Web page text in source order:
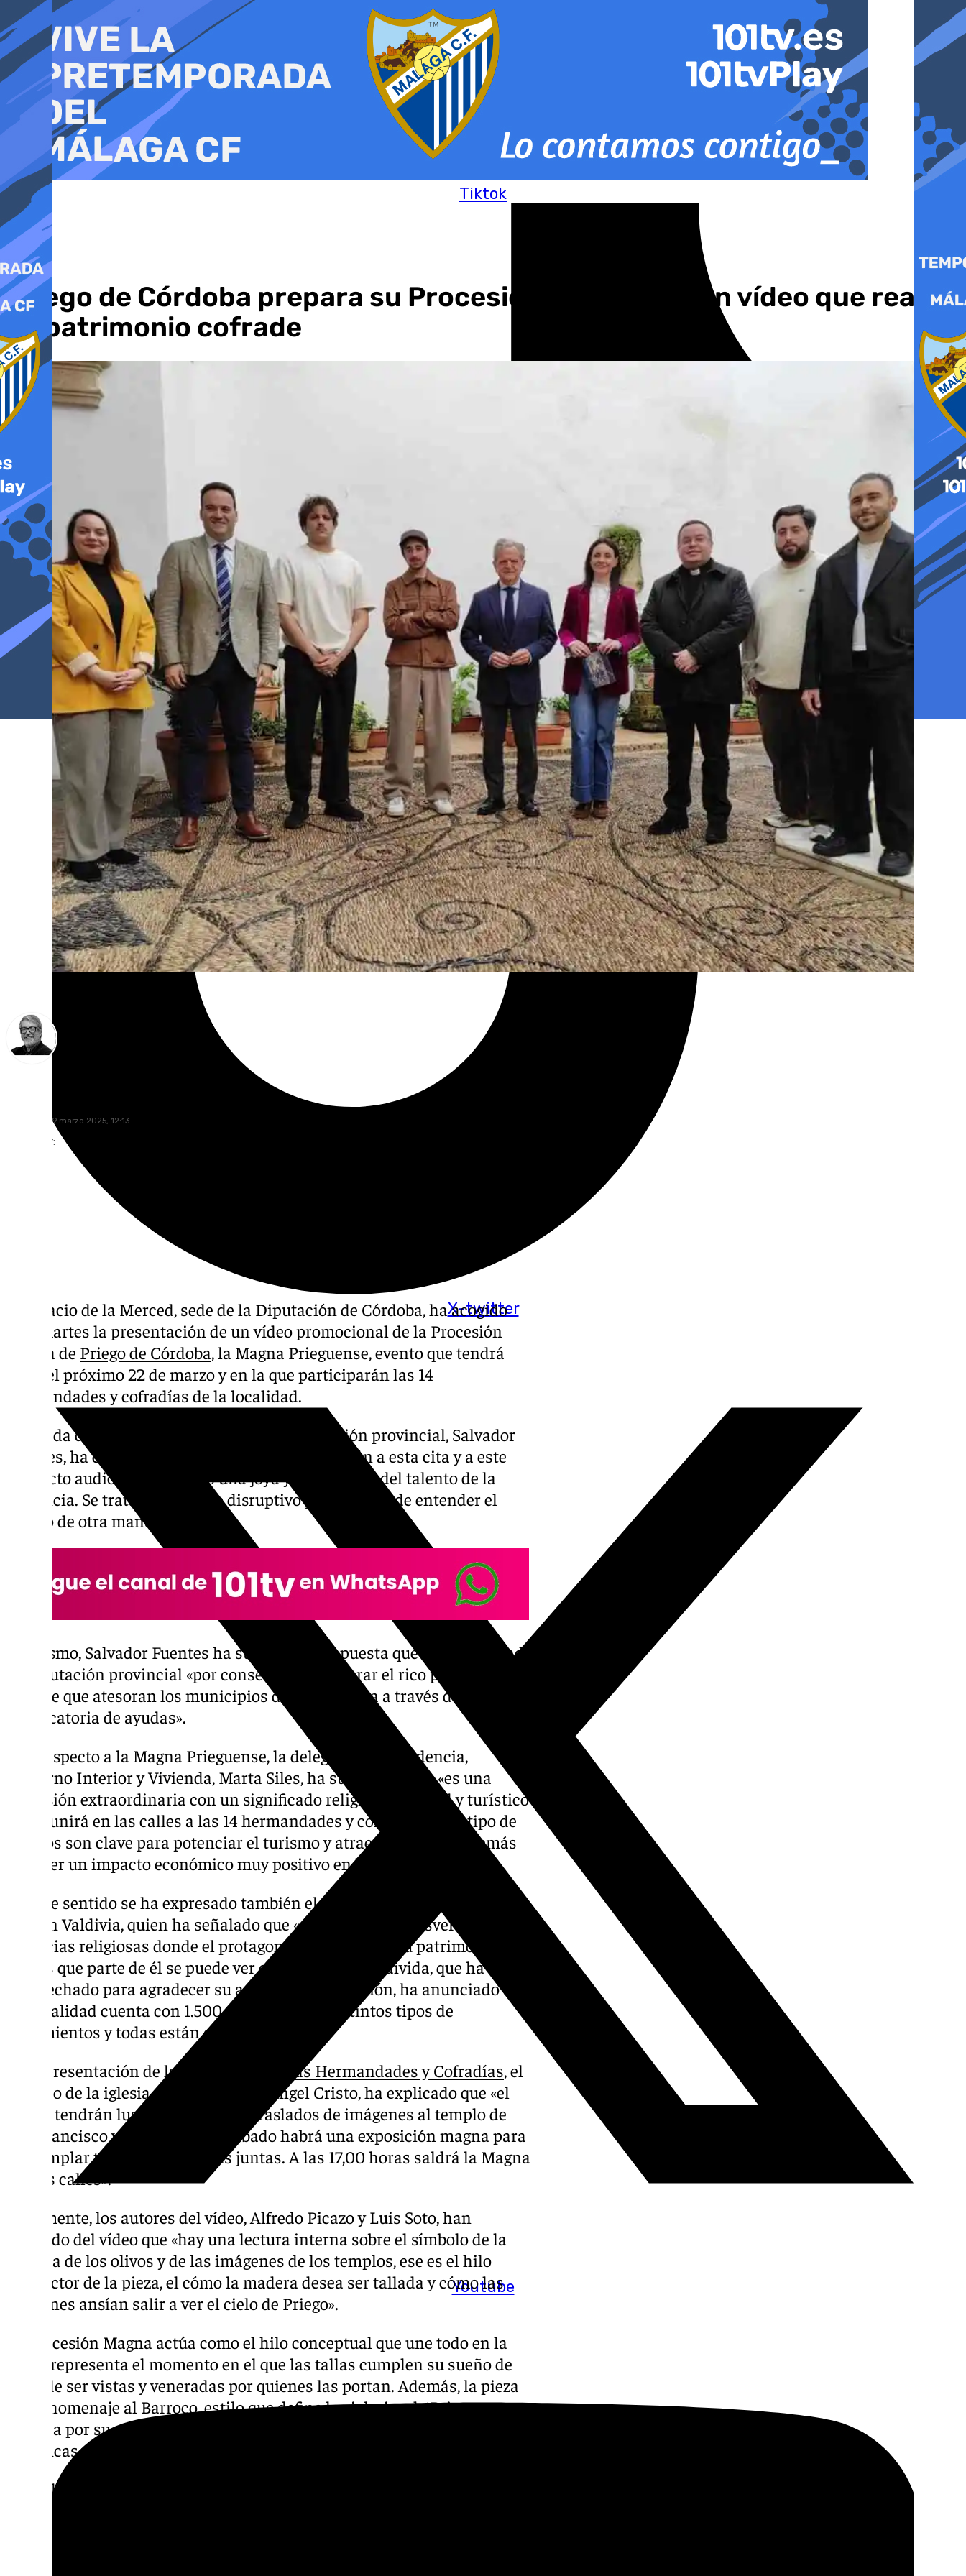
al
contenido
Tiktok
X-twitter
Youtube
Priego de Córdoba prepara su Procesión Magna con un vídeo que realza
su patrimonio cofrade
miércoles, 19 marzo 2025, 12:13
Compartir:
El Palacio de la Merced, sede de la Diputación de Córdoba, ha acogido
este martes la presentación de un vídeo promocional de la Procesión
Magna de Priego de Córdoba, la Magna Prieguense, evento que tendrá
lugar el próximo 22 de marzo y en la que participarán las 14
hermandades y cofradías de la localidad.
En rueda de prensa, el presidente de la institución provincial, Salvador
Fuentes, ha expresado el respaldo de la Diputación a esta cita y a este
producto audiovisual que «es una joya y una prueba del talento de la
provincia. Se trata de un vídeo disruptivo y una forma de entender el
evento de otra manera».
Asimismo, Salvador Fuentes ha subrayado la apuesta que está realizando
la Diputación provincial «por conservar y recuperar el rico patrimonio
cofrade que atesoran los municipios de la provincia a través de nuestra
convocatoria de ayudas».
Con respecto a la Magna Prieguense, la delegada de Presidencia,
Gobierno Interior y Vivienda, Marta Siles, ha subrayado que «es una
procesión extraordinaria con un significado religioso, cultural y turístico
que reunirá en las calles a las 14 hermandades y cofradías. Este tipo de
eventos son clave para potenciar el turismo y atraer visitantes, además
de tener un impacto económico muy positivo en los municipios».
En este sentido se ha expresado también el alcalde de la localidad, Juan
Ramón Valdivia, quien ha señalado que «es un evento transversal a las
creencias religiosas donde el protagonista es Priego y su patrimonio y el
reto es que parte de él se puede ver en las calles». Valdivida, que ha
aprovechado para agradecer su apoyo a la Diputación, ha anunciado que
«la localidad cuenta con 1.500 camas en sus distintos tipos de
alojamientos y todas están ocupadas».
En representación de la
Agrupación de las Hermandades y Cofradías, el
párroco de la iglesia de la Asunción, Ángel Cristo, ha explicado que «el
jueves tendrán lugar los primeros traslados de imágenes al templo de
San Francisco y una vez allí el sábado habrá una exposición magna para
contemplar todas las imágenes juntas. A las 17,00 horas saldrá la Magna
por las calles».
Finalmente, los autores del vídeo, Alfredo Picazo y Luis Soto, han
indicado del vídeo que «hay una lectura interna sobre el símbolo de la
madera de los olivos y de las imágenes de los templos, ese es el hilo
conductor de la pieza, el cómo la madera desea ser tallada y cómo las
imágenes ansían salir a ver el cielo de Priego».
La Procesión Magna actúa como el hilo conceptual que une todo en la
pieza, representa el momento en el que las tallas cumplen su sueño de
salir, de ser vistas y veneradas por quienes las portan. Además, la pieza
rinde homenaje al Barroco, estilo que define las iglesias de Priego y que
destaca por su exuberancia. Esa esencia se captura mediante imágenes
frenéticas y ritmos intensos.
El estilo del vídeo rompe las convenciones narrativas tradicionales